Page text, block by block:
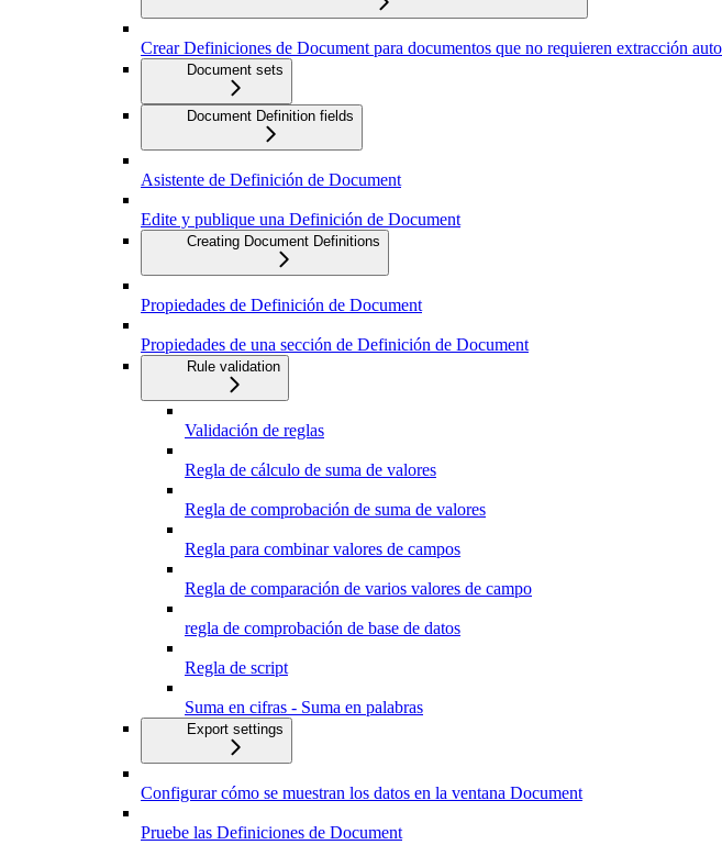
Crear Definiciones de Document para documentos que no requieren extracción
Document sets
Document Definition fields
Asistente de Definición de Document
Edite y publique una Definición de Document
Creating Document Definitions
Propiedades de Definición de Document
Propiedades de una sección de Definición de Document
Rule validation
Validación de reglas
Regla de cálculo de suma de valores
Regla de comprobación de suma de valores
Regla para combinar valores de campos
Regla de comparación de varios valores de campo
regla de comprobación de base de datos
Regla de script
Suma en cifras - Suma en palabras
Export settings
Configurar cómo se muestran los datos en la ventana Document
Pruebe las Definiciones de Document